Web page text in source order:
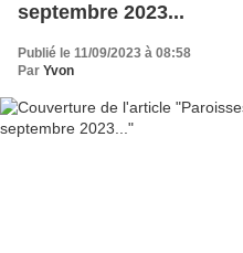
septembre 2023...
Publié le 11/09/2023 à 08:58
Par Yvon